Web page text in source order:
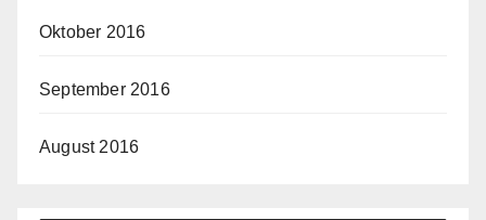
Oktober 2016
September 2016
August 2016